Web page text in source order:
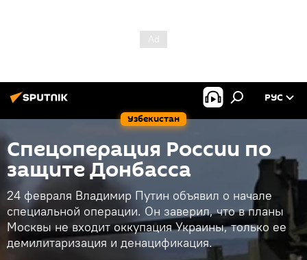
Узбекистан
РУС
Спецоперация России по
защите Донбасса
24 февраля Владимир Путин объявил о начале
специальной операции. Он заверил, что в планы
Москвы не входит оккупация Украины, только ее
демилитаризация и денацификация.